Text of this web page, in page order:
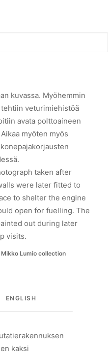
kuvassa. Myöhemmin
veturimiehistöä
avata polttoaineen
myöten myös
taken after
were later fitted to
to shelter the engine
open for fuelling. The
out during later
visits.
Lumio collection
ENGLISH
kaksi